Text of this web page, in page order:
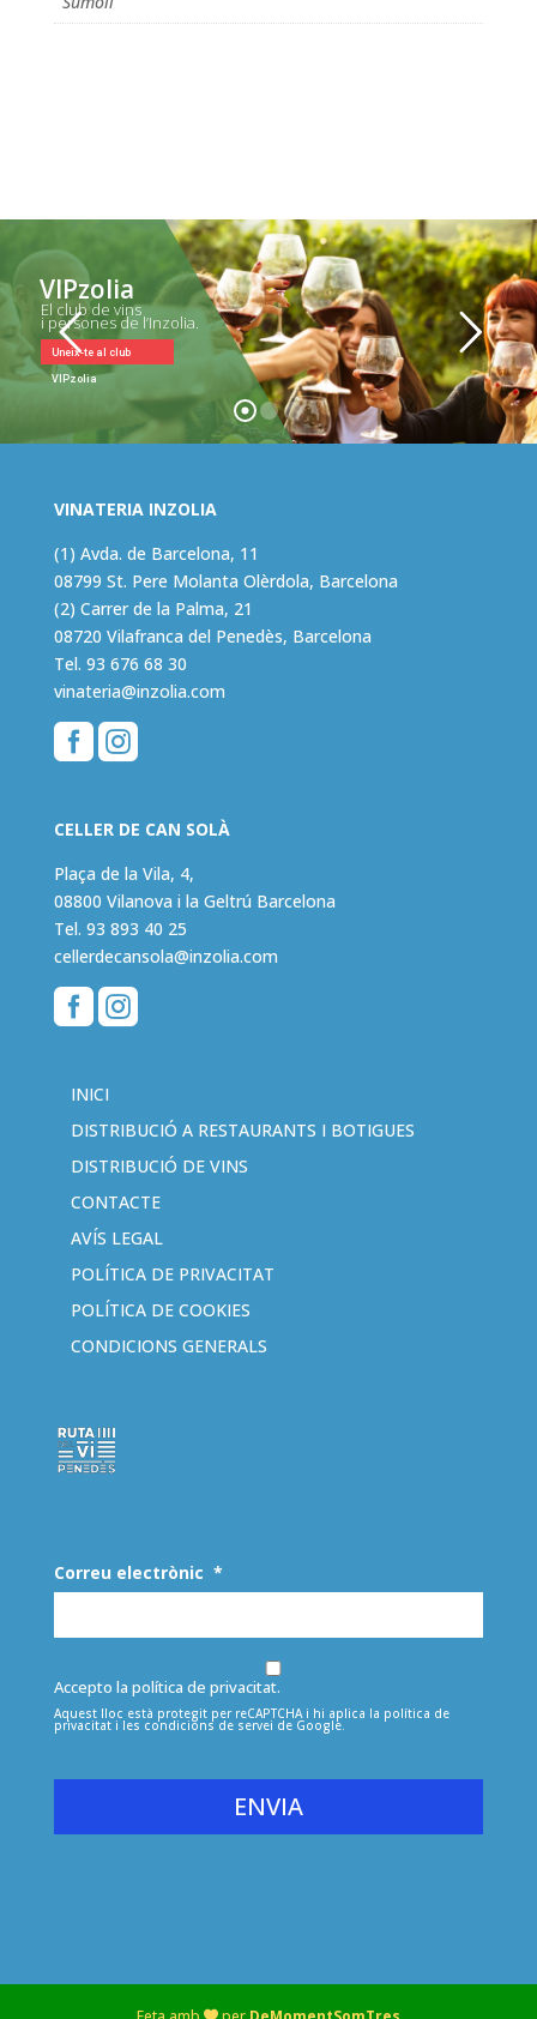
VIPzolia
Uneix-te al club
VIPzolia
El club de vins
i persones de l’Inzolia.
VINATERIA INZOLIA
(1) Avda. de Barcelona, 11
08799 St. Pere Molanta Olèrdola, Barcelona
(2) Carrer de la Palma, 21
08720 Vilafranca del Penedès, Barcelona
Tel. 93 676 68 30
vinateria@inzolia.com

CELLER DE CAN SOLÀ
Plaça de la Vila, 4,
08800 Vilanova i la Geltrú Barcelona
Tel. 93 893 40 25
cellerdecansola@inzolia.com
 
INICI
DISTRIBUCIÓ A RESTAURANTS I BOTIGUES
DISTRIBUCIÓ DE VINS
CONTACTE
AVÍS LEGAL
POLÍTICA DE PRIVACITAT
POLÍTICA DE COOKIES
CONDICIONS GENERALS
Correu electrònic *
Accepto la política de privacitat.
Aquest lloc està protegit per reCAPTCHA i hi aplica la política de
privacitati les condicions de servei de Google.
tot